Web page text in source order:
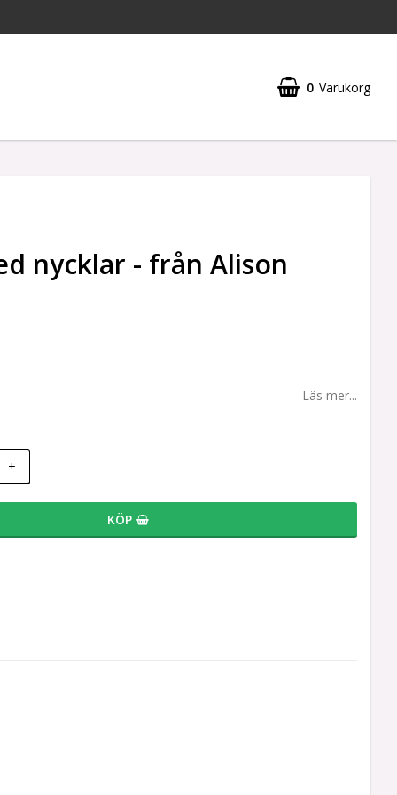
0 Varukorg
nycklar - från Alison
Läs mer...
+
KÖP